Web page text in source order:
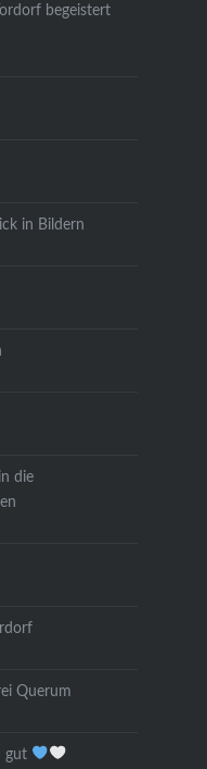
begeistert
in Bildern
die
Querum
gut